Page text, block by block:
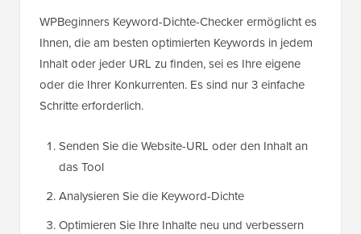
WPBeginners Keyword-Dichte-Checker ermöglicht es
Ihnen, die am besten optimierten Keywords in jedem
Inhalt oder jeder URL zu finden, sei es Ihre eigene
oder die Ihrer Konkurrenten. Es sind nur 3 einfache
Schritte erforderlich.
Senden Sie die Website-URL oder den Inhalt an
das Tool
Analysieren Sie die Keyword-Dichte
Optimieren Sie Ihre Inhalte neu und verbessern